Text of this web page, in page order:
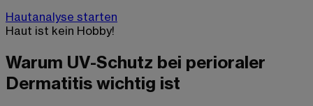
Hautanalyse starten
Haut ist kein Hobby!
Warum UV-Schutz bei perioraler
Dermatitis wichtig ist